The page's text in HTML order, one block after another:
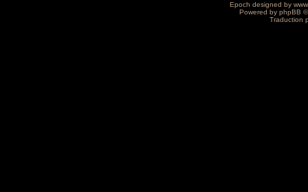
Epoch designed by
Powered by phpBB
Traduction